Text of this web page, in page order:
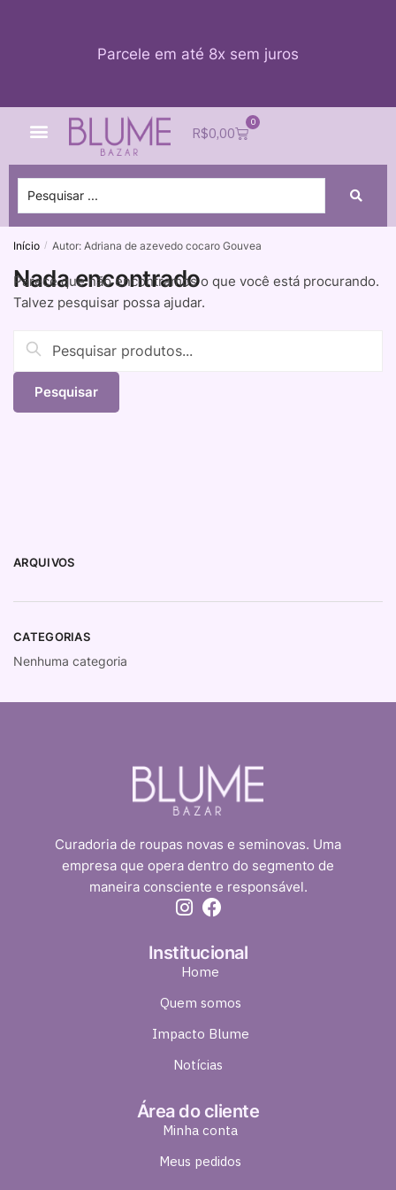
Parcele em até 8x sem juros
R$0,00
0
Início / Autor: Adriana de azevedo cocaro Gouvea
Nada encontrado
Parece que não encontramos o que você está procurando.
Talvez pesquisar possa ajudar.
ARQUIVOS
CATEGORIAS
Nenhuma categoria
Curadoria de roupas novas e seminovas. Uma
empresa que opera dentro do segmento de
maneira consciente e responsável.
Institucional
Home
Quem somos
Impacto Blume
Notícias
Área do cliente
Minha conta
Meus pedidos